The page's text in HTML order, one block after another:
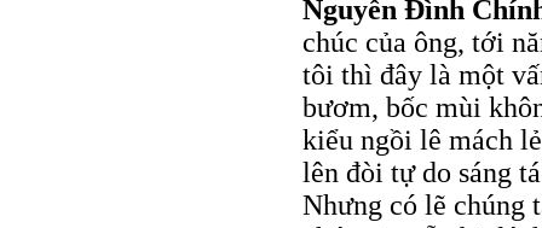
Nguyễn Đình
chúc của ông, tới
tôi thì đây là một
bươm, bốc mùi
kiểu ngồi lê mách
lên đòi tự do sáng
Nhưng có lẽ chúng